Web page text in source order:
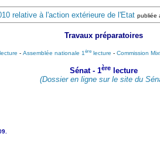
relative à l'action extérieure de l'Etat publiée
Travaux préparatoires
- Assemblée nationale 1 èrelecture - Commission
Sénat - 1ère lecture
(Dossier en ligne sur le site du